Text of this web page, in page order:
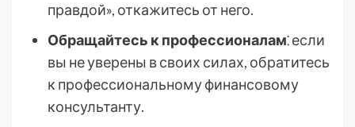
правдой», откажитесь от него.
Обращайтесь к профессионалам⁚ если
вы не уверены в своих силах, обратитесь
к профессиональному финансовому
консультанту.